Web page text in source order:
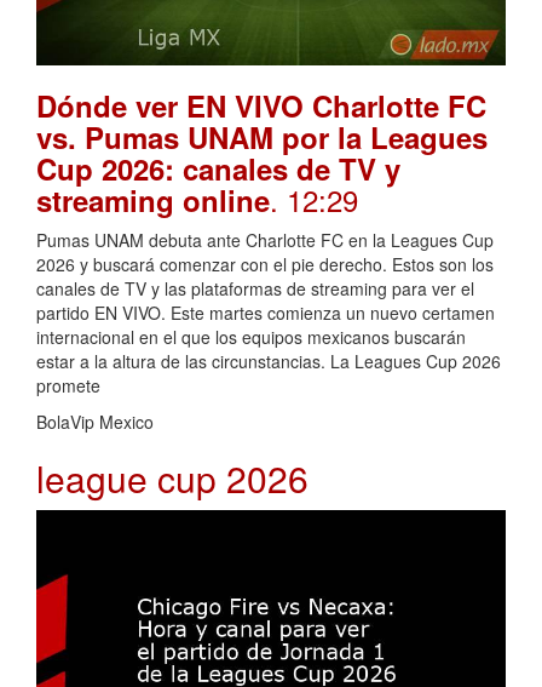
Dónde ver EN VIVO Charlotte FC
vs. Pumas UNAM por la Leagues
Cup 2026: canales de TV y
streaming online. 12:29
Pumas UNAM debuta ante Charlotte FC en la Leagues Cup
2026 y buscará comenzar con el pie derecho. Estos son los
canales de TV y las plataformas de streaming para ver el
partido EN VIVO. Este martes comienza un nuevo certamen
internacional en el que los equipos mexicanos buscarán
estar a la altura de las circunstancias. La Leagues Cup 2026
promete
BolaVip Mexico
league cup 2026